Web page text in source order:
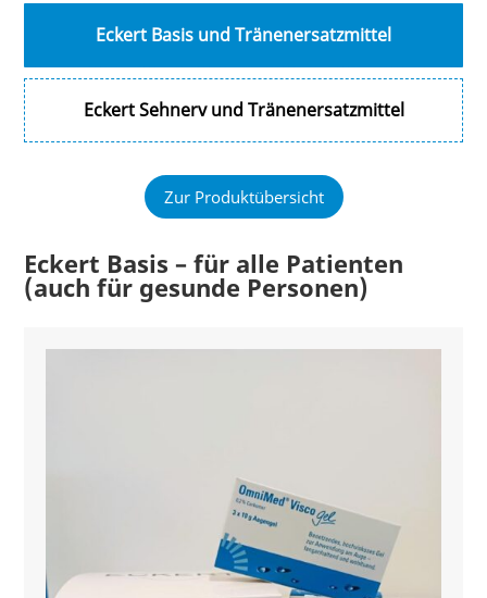
Eckert Basis und Tränenersatzmittel
Eckert Sehnerv und Tränenersatzmittel
Zur Produktübersicht
Eckert Basis – für alle Patienten
(auch für gesunde Personen)